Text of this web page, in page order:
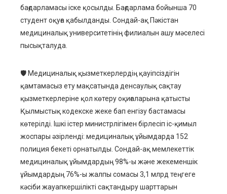
бағдарламасы іске қосылды. Бағдарлама бойынша 70
студент оқуға қабылданды. Сондай-ақ Пәкістан
медициналық университетінің филиалын ашу мәселесі
пысықталуда.
🛡 Медициналық қызметкерлердің қауіпсіздігін
қамтамасыз ету мақсатында денсаулық сақтау
қызметкерлеріне қол көтеру оқиғаларына қатысты
Қылмыстық кодекске жеке бап енгізу бастамасы
көтерілді. Ішкі істер министрлігімен бірлесіп іс-қимыл
жоспары әзірленді: медициналық ұйымдарда 152
полиция бекеті орнатылды. Сондай-ақ мемлекеттік
медициналық ұйымдардың 98%-ы және жекеменшік
ұйымдардың 76%-ы жалпы сомасы 3,1 млрд теңгеге
кәсіби жауапкершілікті сақтандыру шарттарын